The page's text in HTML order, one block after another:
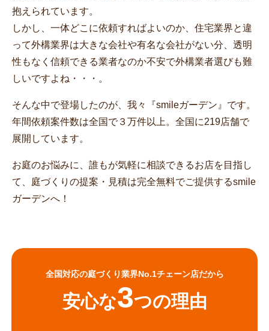
抱えられています。
しかし、一体どこに依頼すればよいのか、住宅業界と違
って外構業界は大きな会社や有名な会社がない分、透明
性もなく信頼できる業者なのか不安で外構業者選びも難
しいですよね・・・。
そんな中で登場したのが、我々『smileガーデン』です。
年間依頼案件数は全国で３万件以上。全国に219店舗で
展開しています。
お庭のお悩みに、誰もが気軽に相談できるお店を目指し
て、庭づくりの提案・見積は完全無料でご提供するsmile
ガーデンへ！
全国対応の庭づくり業界No.1チェーン店だから
安心な3つの理由